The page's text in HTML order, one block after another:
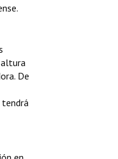
De